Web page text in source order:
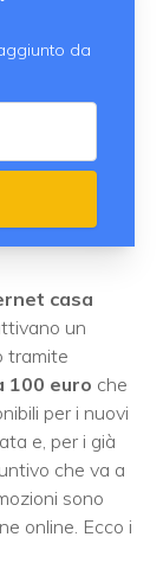
da
casa
un
tramite
100 euro che
per i nuovi
e, per i già
che va a
sono
online. Ecco i